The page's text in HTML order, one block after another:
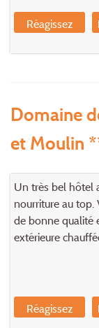
Réagissez
Domaine
et Moulin
Un très bel hôtel
nourriture au top.
de bonne qualité
extérieure
Réagissez